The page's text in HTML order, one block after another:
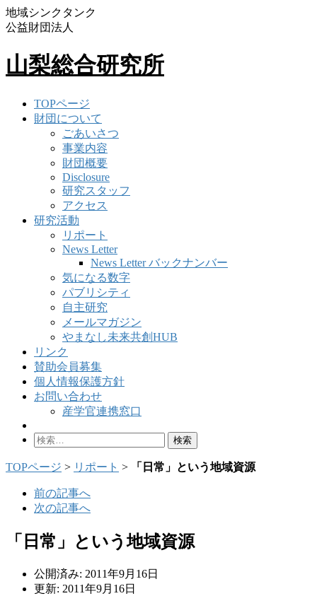
地域シンクタンク
公益財団法人
山梨総合研究所
TOPページ
財団について
ごあいさつ
事業内容
財団概要
Disclosure
研究スタッフ
アクセス
研究活動
リポート
News Letter
News Letter バックナンバー
気になる数字
パブリシティ
自主研究
メールマガジン
やまなし未来共創HUB
リンク
賛助会員募集
個人情報保護方針
お問い合わせ
産学官連携窓口
検
TOPページ > リポート > 「日常」という地域資源
前の記事へ
次の記事へ
「日常」という地域資源
公開済み: 2011年9月16日
更新: 2011年9月16日